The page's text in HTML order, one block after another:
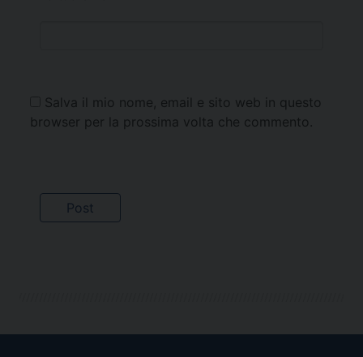
Salva il mio nome, email e sito web in questo
browser per la prossima volta che commento.